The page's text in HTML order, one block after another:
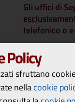
Gli uffici di
telefonico o
Si comunica
rimarranno
14 a venerdì
riapriranno
Policy
sfruttano
nellacookie